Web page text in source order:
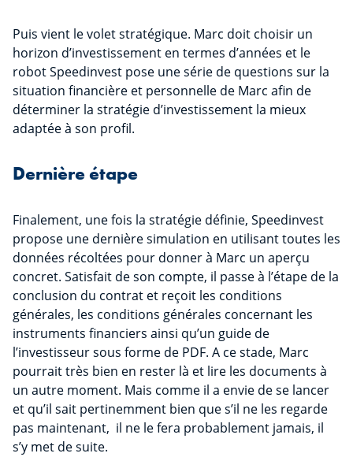
Puis vient le volet stratégique. Marc doit choisir un
horizon d’investissement en termes d’années et le
robot Speedinvest pose une série de questions sur la
situation financière et personnelle de Marc afin de
déterminer la stratégie d’investissement la mieux
adaptée à son profil.
Dernière étape
Finalement, une fois la stratégie définie, Speedinvest
propose une dernière simulation en utilisant toutes les
données récoltées pour donner à Marc un aperçu
concret. Satisfait de son compte, il passe à l’étape de la
conclusion du contrat et reçoit les conditions
générales, les conditions générales concernant les
instruments financiers ainsi qu’un guide de
l’investisseur sous forme de PDF. A ce stade, Marc
pourrait très bien en rester là et lire les documents à
un autre moment. Mais comme il a envie de se lancer
et qu’il sait pertinemment bien que s’il ne les regarde
pas maintenant, il ne le fera probablement jamais, il
s’y met de suite.